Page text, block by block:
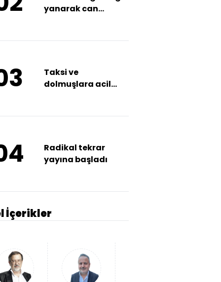
İçerikler
yanarak can
Taksi ve
dolmuşlara acil
Radikal tekrar
yayına başladı